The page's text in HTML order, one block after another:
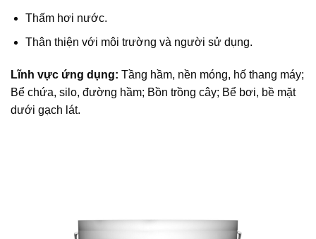
Thấm hơi nước.
Thân thiện với môi trường và người sử dụng.
Lĩnh vực ứng dụng: Tầng hầm, nền móng, hố thang máy;
Bể chứa, silo, đường hầm; Bồn trồng cây; Bể bơi, bề mặt
dưới gạch lát.